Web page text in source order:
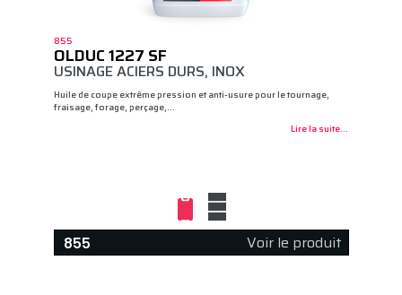
855
OLDUC 1227 SF
USINAGE ACIERS DURS, INOX
Huile de coupe extrême pression et anti-usure pour le tournage,
fraisage, forage, perçage,…
Lire la suite...
855 Voir le produit